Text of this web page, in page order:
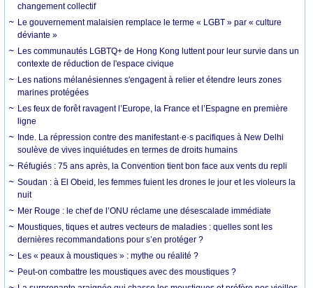
changement collectif
Le gouvernement malaisien remplace le terme « LGBT » par « culture
déviante »
Les communautés LGBTQ+ de Hong Kong luttent pour leur survie dans un
contexte de réduction de l'espace civique
Les nations mélanésiennes s'engagent à relier et étendre leurs zones
marines protégées
Les feux de forêt ravagent l’Europe, la France et l’Espagne en première
ligne
Inde. La répression contre des manifestant·e·s pacifiques à New Delhi
soulève de vives inquiétudes en termes de droits humains
Réfugiés : 75 ans après, la Convention tient bon face aux vents du repli
Soudan : à El Obeid, les femmes fuient les drones le jour et les violeurs la
nuit
Mer Rouge : le chef de l’ONU réclame une désescalade immédiate
Moustiques, tiques et autres vecteurs de maladies : quelles sont les
dernières recommandations pour s’en protéger ?
Les « peaux à moustiques » : mythe ou réalité ?
Peut-on combattre les moustiques avec des moustiques ?